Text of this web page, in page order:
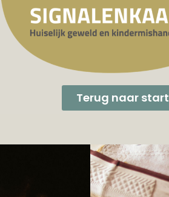
Terug naar start